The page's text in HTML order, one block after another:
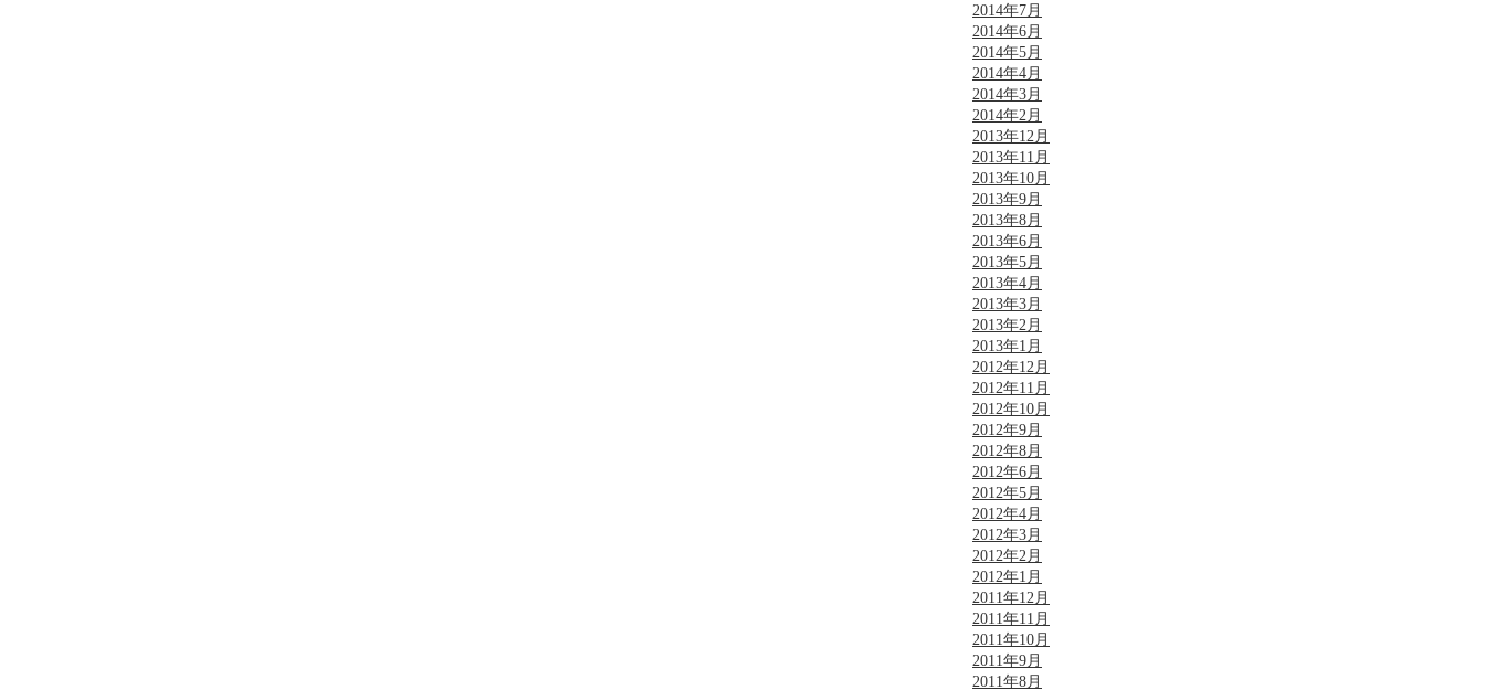
2014年7月
2014年6月
2014年5月
2014年4月
2014年3月
2014年2月
2013年12月
2013年11月
2013年10月
2013年9月
2013年8月
2013年6月
2013年5月
2013年4月
2013年3月
2013年2月
2013年1月
2012年12月
2012年11月
2012年10月
2012年9月
2012年8月
2012年6月
2012年5月
2012年4月
2012年3月
2012年2月
2012年1月
2011年12月
2011年11月
2011年10月
2011年9月
2011年8月